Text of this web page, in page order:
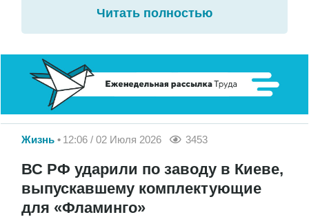
Читать полностью
Жизнь 12:06 / 02 Июля 2026 3453
ВС РФ ударили по заводу в Киеве,
выпускавшему комплектующие
для «Фламинго»